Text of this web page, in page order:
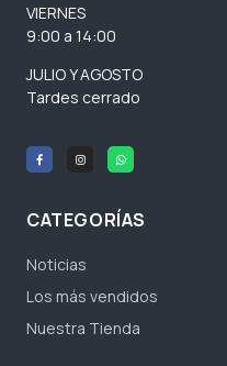
VIERNES
9:00 a 14:00
JULIO Y AGOSTO
Tardes cerrado
CATEGORÍAS
Noticias
Los más vendidos
Nuestra Tienda